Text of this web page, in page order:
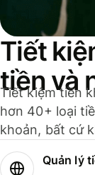
Tiết
tiền và
Tiết kiệm tiền
hơn 40+ loại
khoản, bất cứ
Quản lý